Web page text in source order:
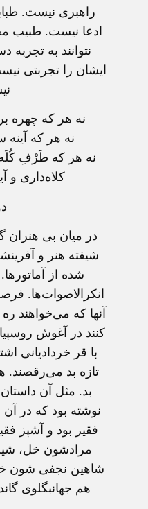
راهبری نیست.
ادعا نیست. طبیب
نتوانند به
ایشان را تجربتی
نه هر که چهره
نه هر که آینه
نه هر که طَرْفِ
کلاه‌داری و
در میان بی هنران
شیفته هنر و
شده از
انکرالاصوات‌ها.
آنها که می‌خواهند
کنند در آغوش
با قر خردادیانی
تازه بد می‌رقصند.
بد. مثل آن
نوشته بود که در آن
فقیر بود و آشپز
مرادشون خل،
شاهین نجفی شون
هم جهانبگلوی